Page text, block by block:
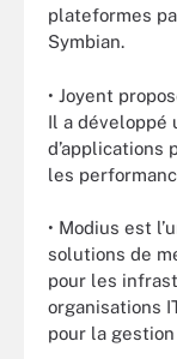
plateformes
Symbian.
• Joyent
Il a développé
d’applications
les
• Modius est
solutions de
pour les
organisations
pour la